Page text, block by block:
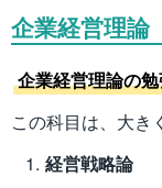
企業経営理論
企業経営理論の
この科目は、大き
経営戦略論